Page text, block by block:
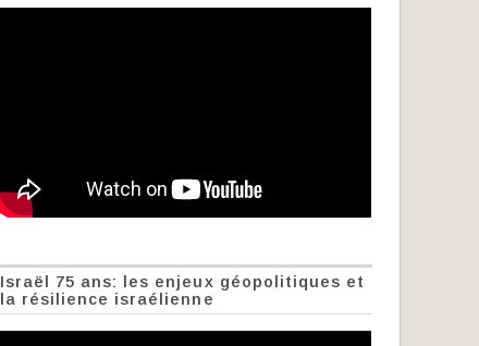
Israël 75 ans: les enjeux géopolitiques et
la résilience israélienne